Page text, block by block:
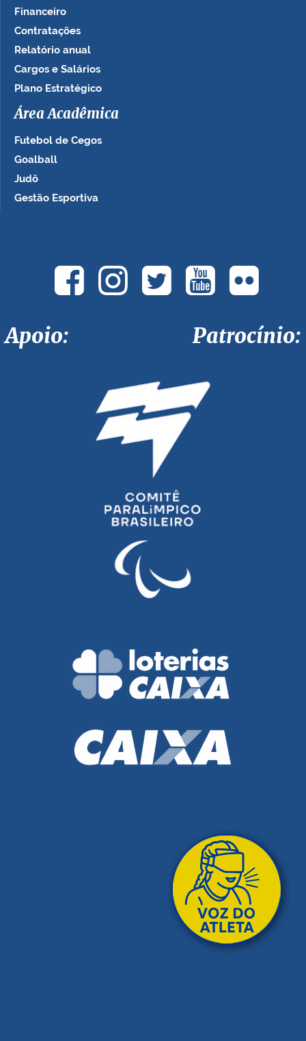
Financeiro
Contratações
Relatório anual
Cargos e Salários
Plano Estratégico
Área Acadêmica
Futebol de Cegos
Goalball
Judô
Gestão Esportiva
Apoio: Patrocínio: